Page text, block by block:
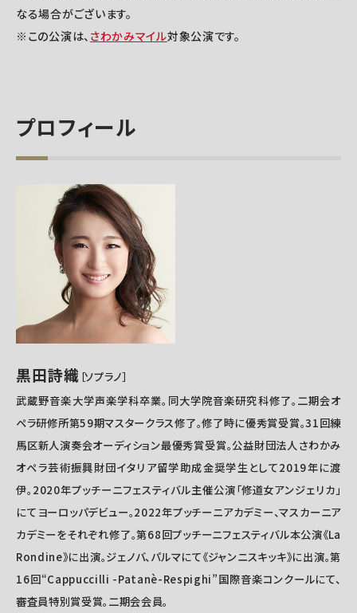
なる場合がございます。
※この公演は、 さわかみマイル対象公演です。
プロフィール
黒田詩織 ［ソプラノ］
武蔵野音楽大学声楽学科卒業。同大学院音楽研究科修了。二期会オ
ペラ研修所第59期マスタークラス修了。修了時に優秀賞受賞。31回練
馬区新人演奏会オーディション最優秀賞受賞。公益財団法人さわかみ
オペラ芸術振興財団イタリア留学助成金奨学生として2019年に渡
伊。2020年プッチーニフェスティバル主催公演「修道女アンジェリカ」
にてヨーロッパデビュー。2022年プッチーニアカデミー、マスカーニア
カデミーをそれぞれ修了。第68回プッチーニフェスティバル本公演《La
Rondine》に出演。ジェノバ、パルマにて《ジャンニスキッキ》に出演。第
16回“Cappuccilli -Patanè-Respighi”国際音楽コンクールにて、
審査員特別賞受賞。二期会会員。